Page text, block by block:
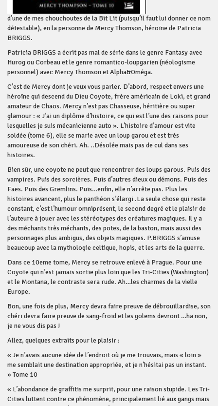
d’une de mes chouchoutes de la Bit Lit (puisqu’il faut lui donner ce nom
détestable), en la personne de Mercy Thomson, héroïne de Patricia
BRIGGS.
Patricia BRIGGS a écrit pas mal de série dans le genre Fantasy avec
Hurog ou Corbeau et le genre romantico-loupgarien (néologisme
personnel) avec Mercy Thomson et Alpha&Oméga.
C’est de Mercy dont je veux vous parler. D’abord, respect envers une
héroïne qui descend du Dieu Coyote, frère américain de Loki, et grand
amateur de Chaos. Mercy n’est pas Chasseuse, héritière ou super
glamour : « J’ai un diplôme d’histoire, ce qui est l’une des raisons pour
lesquelles je suis mécanicienne auto ». L’histoire d’amour est vite
soldée (tome 6), elle se marie avec un loup garou et est très
amoureuse de son chéri. Ah. ..Désolée mais pas de cul dans ses
histoires.
Bien sûr, une coyote ne peut que rencontrer des loups garous. Puis des
vampires. Puis des sorcières. Puis d’autres dieux ou démons. Puis des
Faes. Puis des Gremlins. Puis…enfin, elle n’arrête pas. Plus les
histoires avancent, plus le panthéon s’élargi .La seule chose qui reste
constant, c’est l’humour omniprésent, le second degré et le plaisir de
l’auteure à jouer avec les stéréotypes des créatures magiques. Il y a
des méchants très méchants, des potes, de la baston, mais aussi des
personnages plus ambigus, des objets magiques. P.BRIGGS s’amuse
beaucoup avec la mythologie celtique, hopis, et les arts de la guerre.
Dans ce 10eme tome, Mercy se retrouve enlevé à Prague. Pour une
Coyote qui n’est jamais sortie plus loin que les Tri-Cities (Washington)
et le Montana, le contraste sera rude. Ah…les charmes de la vielle
Europe.
Bon, une fois de plus, Mercy devra faire preuve de débrouillardise, son
chéri devra faire preuve de sang-froid et les golems devront …ha non,
je ne vous dis pas !
Allez, quelques extraits pour le plaisir :
« Je n’avais aucune idée de l’endroit où je me trouvais, mais « loin »
me semblait une destination appropriée, et je n’hésitai pas un instant.
» Tome 10
« L’abondance de graffitis me surprit, pour une raison stupide. Les Tri-
Cities luttent contre ce phénomène, principalement lié aux gangs mais